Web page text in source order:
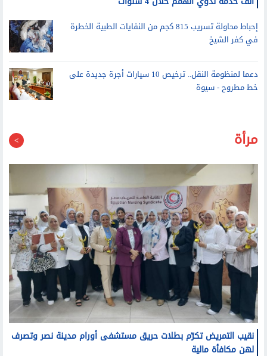
إحباط محاولة تسريب 815 كجم من النفايات الطبية الخطرة
في كفر الشيخ
دعما لمنظومة النقل.. ترخيص 10 سيارات أجرة جديدة على
خط مطروح - سيوة
مرأة
نقيب التمريض تكرّم بطلات حريق مستشفى أورام مدينة نصر وتصرف
لهن مكافأة مالية